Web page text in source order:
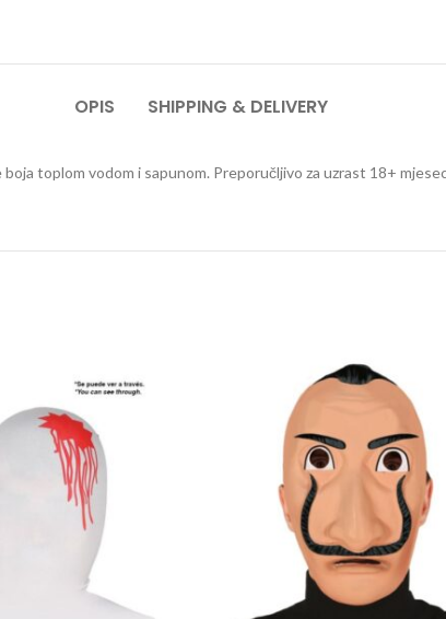
OPIS SHIPPING & DELIVERY
toplom vodom i sapunom. Preporučljivo za uzrast 18+